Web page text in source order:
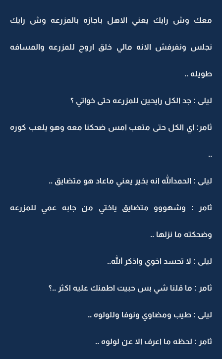
معك وش رايك يعني الاهل باجازه بالمزرعه وش رايك
نجلس ونفرفش الانه مالي خلق اروح للمزرعه والمسافه
طويله ..
ليلى : جد الكل رايحين للمزرعه حتى خواتي ؟
ثامر: اي الكل حتى متعب امس ضحكنا معه وهو يلعب كوره
..
ليلى : الحمدالله انه بخير يعني ماعاد هو متضايق ..
ثامر : وشهووو متضايق ياختي من جابه عمي للمزرعه
وضحكته ما نزلها ..
ليلى : لا تحسد اخوي واذكر الله..
ثامر : ما قلنا شي بس حبيت اطمنك عليه اكثر ..؟
ليلى : طيب ومضاوي ونوفا وللولوه ..
ثامر : لحظه ما اعرف الا عن لولوه ..